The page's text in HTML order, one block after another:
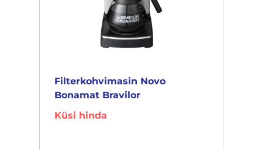
Filterkohvimasin Novo
Bonamat Bravilor
Küsi hinda